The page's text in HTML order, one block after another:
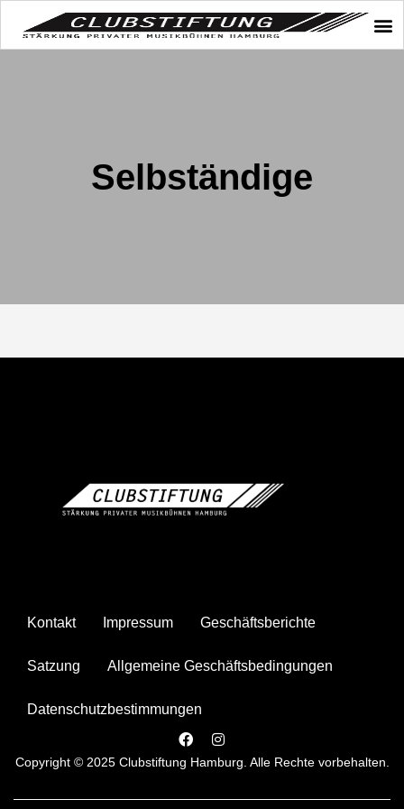
Selbständige
Kontakt Impressum Geschäftsberichte
Satzung Allgemeine Geschäftsbedingungen
Datenschutzbestimmungen
Copyright © 2025 Clubstiftung Hamburg. Alle Rechte vorbehalten.